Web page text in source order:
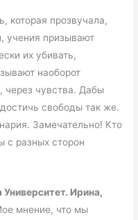
которая прозвучала,
учения призывают
их убивать,
наоборот
через чувства. Дабы
свободы так же.
Замечательно! Кто
с разных сторон
Ирина,
мнение, что мы